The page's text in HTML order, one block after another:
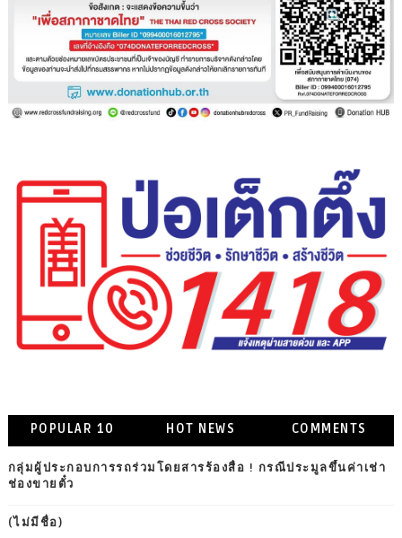
POPULAR 10 HOT NEWS COMMENTS
กลุ่มผู้ประกอบการรถร่วมโดยสารร้องสื่อ ! กรณีประมูลขึ้นค่าเช่า
ช่องขายตั๋ว
(ไม่มีชื่อ)